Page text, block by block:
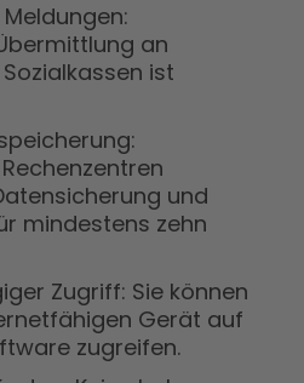
an
ist
und
mindestens zehn
Zugriff: Sie können
Gerät auf
zugreifen.